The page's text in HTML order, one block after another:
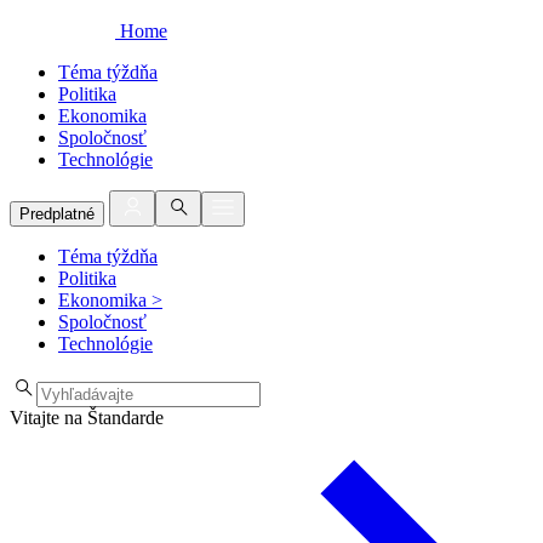
Home
Téma týždňa
Politika
Ekonomika
Spoločnosť
Technológie
Predplatné
Téma týždňa
Politika
Ekonomika >
Spoločnosť
Technológie
Vitajte na Štandarde